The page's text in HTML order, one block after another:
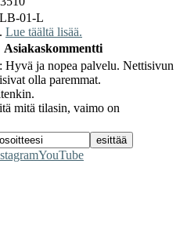
01-L
Lue täältä lisää.
Asiakaskommentti
Hyvä ja nopea palvelu. Nettisivun
olla paremmat.
mitä tilasin, vaimo on
YouTube